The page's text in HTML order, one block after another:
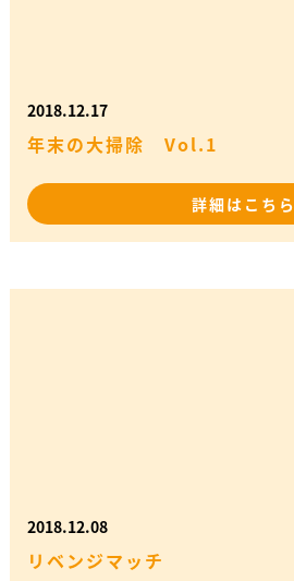
2018.12.17
年末の大掃除 Vol.1
詳細はこちら
2018.12.08
リベンジマッチ